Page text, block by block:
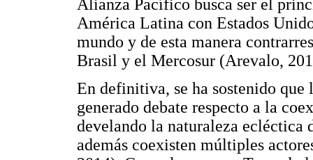
Alianza Pacífico busca ser el
América Latina con Estados
mundo y de esta manera
Brasil y el Mercosur (Arevalo,
En definitiva, se ha sostenido
generado debate respecto a la
develando la naturaleza
además coexisten múltiples